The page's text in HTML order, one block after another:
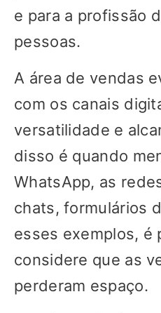
e para a profissão
pessoas.
A área de vendas
com os canais
versatilidade e
disso é quando
WhatsApp, as
chats, formulários
esses exemplos, é
considere que as
perderam espaço.